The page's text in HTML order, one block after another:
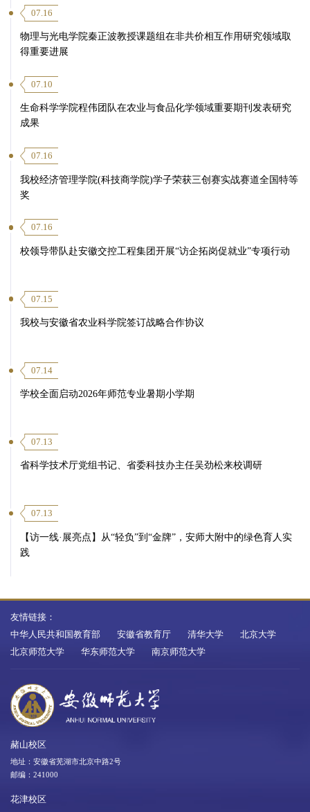
07.16
物理与光电学院秦正波教授课题组在非共价相互作用研究领域取
得重要进展
07.10
生命科学学院程伟团队在农业与食品化学领域重要期刊发表研究
成果
07.16
我校经济管理学院(科技商学院)学子荣获三创赛实战赛道全国特等
奖
07.16
校领导带队赴安徽交控工程集团开展“访企拓岗促就业”专项行动
07.15
我校与安徽省农业科学院签订战略合作协议
07.14
学校全面启动2026年师范专业暑期小学期
07.13
省科学技术厅党组书记、省委科技办主任吴劲松来校调研
07.13
【访一线·展亮点】从“轻负”到“金牌”，安师大附中的绿色育人实
践
友情链接：
中华人民共和国教育部
安徽省教育厅 清华大学
北京大学
北京师范大学
华东师范大学 南京师范大学
赭山校区
地址：安徽省芜湖市北京中路2号
邮编：241000
花津校区